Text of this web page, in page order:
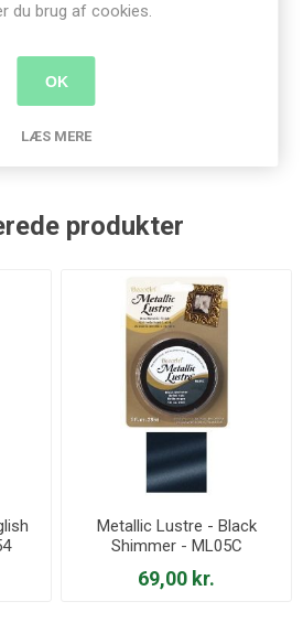
tags
træpynt (19),
produkter
Metallic Lustre - Black
Shimmer - ML05C
69,00 kr.
du brug af cookies.
OK
LÆS MERE